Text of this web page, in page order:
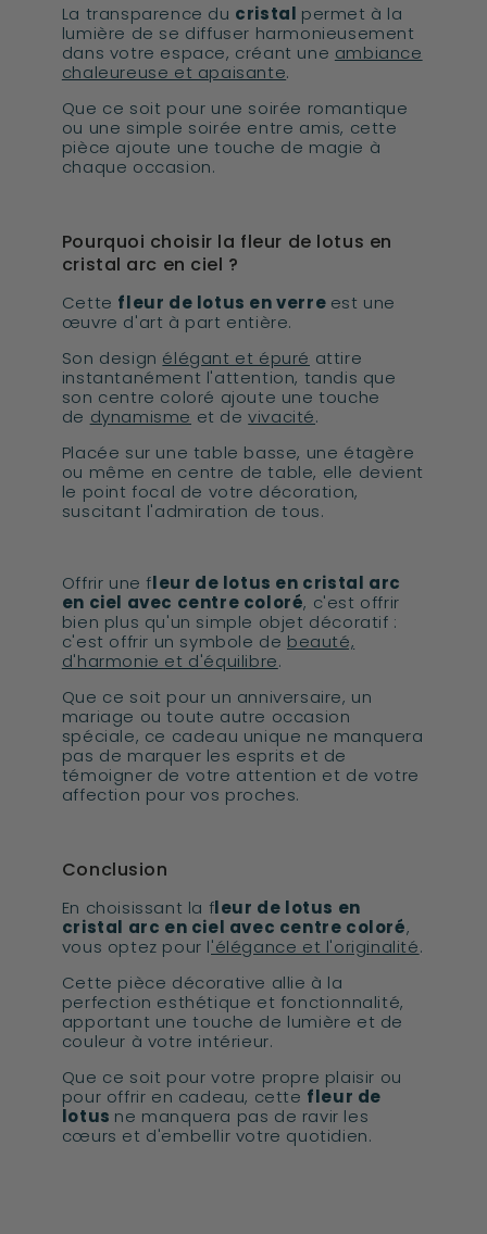
La transparence du cristal permet à la
lumière de se diffuser harmonieusement
dans votre espace, créant une ambiance
chaleureuse et apaisante.
Que ce soit pour une soirée romantique
ou une simple soirée entre amis, cette
pièce ajoute une touche de magie à
chaque occasion.
Pourquoi choisir la fleur de lotus en
cristal arc en ciel ?
Cette fleur de lotus en verre est une
œuvre d'art à part entière.
Son design élégant et épuré attire
instantanément l'attention, tandis que
son centre coloré ajoute une touche
de dynamisme et devivacité.
Placée sur une table basse, une étagère
ou même en centre de table, elle devient
le point focal de votre décoration,
suscitant l'admiration de tous.
Offrir une fleur de lotus en cristal arc
en ciel avec centre coloré, c'est offrir
bien plus qu'un simple objet décoratif :
c'est offrir un symbole de beauté,
d'harmonie et d'équilibre.
Que ce soit pour un anniversaire, un
mariage ou toute autre occasion
spéciale, ce cadeau unique ne manquera
pas de marquer les esprits et de
témoigner de votre attention et de votre
affection pour vos proches.
Conclusion
En choisissant la fleur de lotus en
cristal arc en ciel avec centre coloré,
vous optez pour l'élégance et l'originalité.
Cette pièce décorative allie à la
perfection esthétique et fonctionnalité,
apportant une touche de lumière et de
couleur à votre intérieur.
Que ce soit pour votre propre plaisir ou
pour offrir en cadeau, cette fleur de
lotus ne manquera pas de ravir les
cœurs et d'embellir votre quotidien.